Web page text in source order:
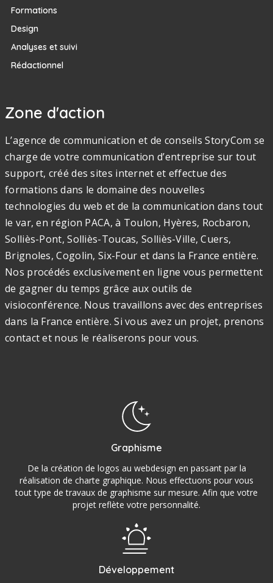
Formations
Design
Analyses et suivi
Rédactionnel
Zone d'action
L’agence de communication et de conseils StoryCom se
charge de votre communication d’entreprise sur tout
support, créé des sites internet et effectue des
formations dans le domaine des nouvelles
technologies du web et de la communication dans tout
le var, en région PACA, à Toulon, Hyères, Rocbaron,
Solliès-Pont, Solliès-Toucas, Solliès-Ville, Cuers,
Brignoles, Cogolin, Six-Four et dans la France entière.
Nos procédés exclusivement en ligne vous permettent
de gagner du temps grâce aux outils de
visioconférence. Nous travaillons avec des entreprises
dans la France entière. Si vous avez un projet, prenons
contact et nous le réaliserons pour vous.
Graphisme
De la création de logos au webdesign en passant par la
réalisation de charte graphique. Nous effectuons pour vous
tout type de travaux de graphisme sur mesure. Afin que votre
projet reflète votre personnalité.
Développement